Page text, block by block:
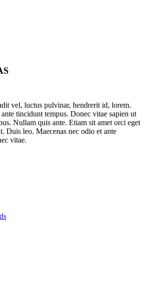
vel, luctus pulvinar, hendrerit id, lorem.
tincidunt tempus. Donec vitae sapien ut
Nullam quis ante. Etiam sit amet orci eget
Duis leo. Maecenas nec odio et ante
vitae.